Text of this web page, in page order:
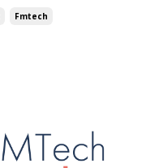
Fmtech